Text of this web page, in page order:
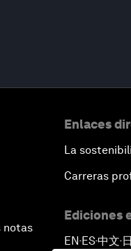
notas
Enlaces
La
Carreras
Ediciones
EN ▪ES▪中文▪